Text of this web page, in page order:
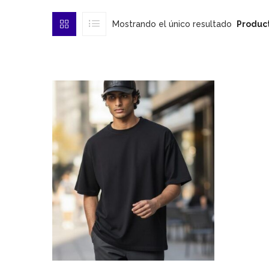
Mostrando el único resultado